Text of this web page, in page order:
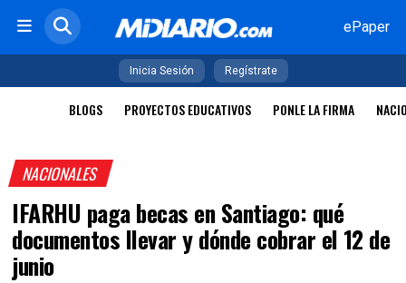
ePaper
Inicia Sesión Regístrate
BLOGS PROYECTOS EDUCATIVOS PONLE LA FIRMA
NACIONALES
IFARHU paga becas en Santiago: qué
documentos llevar y dónde cobrar el 12 de
junio